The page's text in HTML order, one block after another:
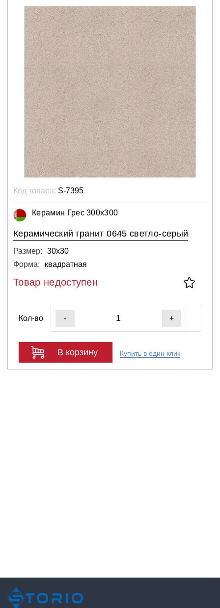
Код товара: S-7395
Керамин Грес 300х300
Керамический гранит 0645 светло-серый
Размер:
30х30
Форма:
квадратная
Товар недоступен
Кол-во - +
В корзину Купить в один клик